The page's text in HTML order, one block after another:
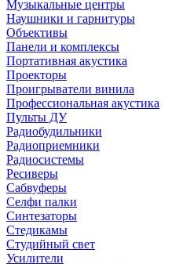
Музыкальные центры
Наушники и гарнитуры
Объективы
Панели и комплексы
Портативная акустика
Проекторы
Проигрыватели винила
Профессиональная акустика
Пульты ДУ
Радиобудильники
Радиоприемники
Радиосистемы
Ресиверы
Сабвуферы
Селфи палки
Синтезаторы
Стедикамы
Студийный свет
Усилители